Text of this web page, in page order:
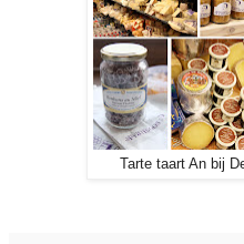
Tarte taart An bij